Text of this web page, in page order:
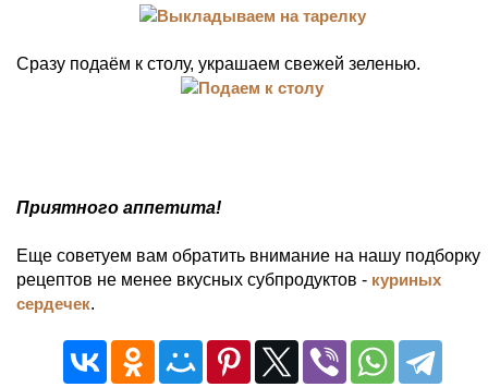
Сразу подаём к столу, украшаем свежей зеленью.
Приятного аппетита!
Еще советуем вам обратить внимание на нашу подборку
рецептов не менее вкусных субпродуктов - куриных
сердечек.